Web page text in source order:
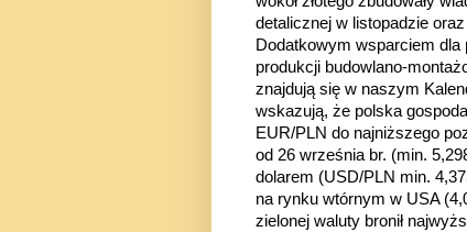
detalicznej w listopadzie
Dodatkowym wsparciem dla
produkcji budowlano-
znajdują się w naszym
wskazują, że polska
EUR/PLN do najniższego
od 26 września br. (min.
dolarem (USD/PLN min.
na rynku wtórnym w USA
zielonej waluty bronił